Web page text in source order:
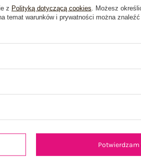
z Polityką dotyczącą cookies . Możesz
temat warunków i prywatności można